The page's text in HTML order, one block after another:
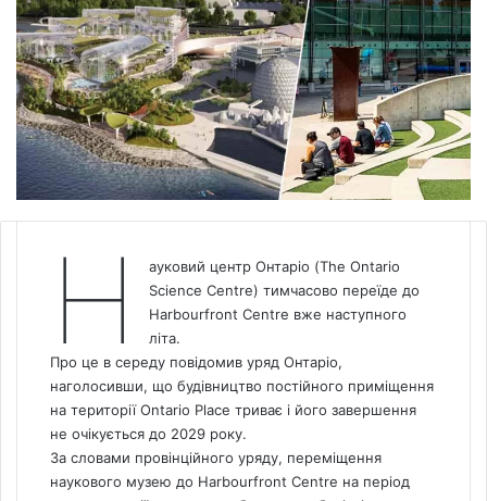
Н
ауковий центр Онтаріо (The Ontario
Science Centre) тимчасово переїде до
Harbourfront Centre вже наступного
літа.
Про це в середу повідомив уряд Онтаріо,
наголосивши, що будівництво постійного приміщення
на території Ontario Place триває і його завершення
не очікується до 2029 року.
За словами провінційного уряду, переміщення
наукового музею до Harbourfront Centre на період